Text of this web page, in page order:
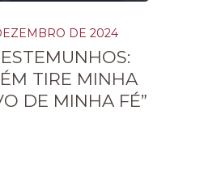
DE 2024
TIRE MINHA
DE MINHA FÉ”